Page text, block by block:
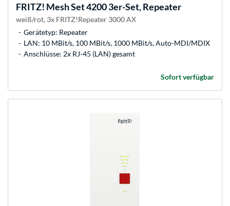
FRITZ! Mesh Set 4200 3er-Set, Repeater
weiß/rot, 3x FRITZ!Repeater 3000 AX
Gerätetyp: Repeater
LAN: 10 MBit/s, 100 MBit/s, 1000 MBit/s, Auto-MDI/MDIX
Anschlüsse: 2x RJ-45 (LAN) gesamt
Sofort verfügbar